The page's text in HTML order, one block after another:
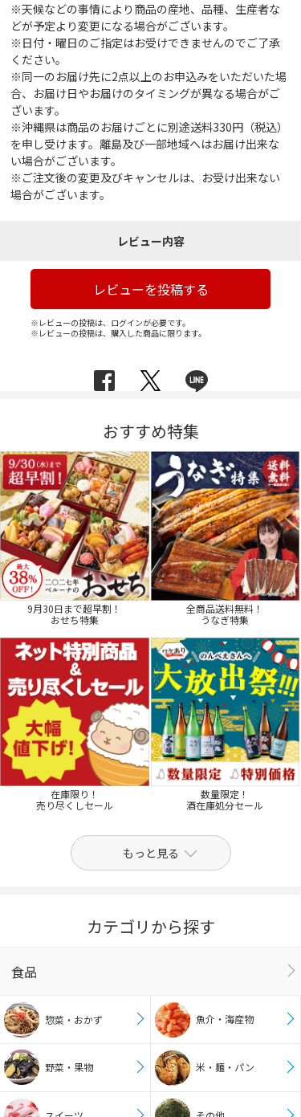
※天候などの事情により商品の産地、品種、生産者な
どが予定より変更になる場合がございます。
※日付・曜日のご指定はお受けできませんのでご了承
ください。
※同一のお届け先に2点以上のお申込みをいただいた場
合、お届け日やお届けのタイミングが異なる場合がご
ざいます。
※沖縄県は商品のお届けごとに別途送料330円（税込）
を申し受けます。離島及び一部地域へはお届け出来な
い場合がございます。
※ご注文後の変更及びキャンセルは、お受け出来ない
場合がございます。
レビュー内容
レビューを投稿する
※レビューの投稿は、ログインが必要です。
※レビューの投稿は、購入した商品に限ります。
おすすめ特集
9月30日まで超早割！
おせち特集
全商品送料無料！
うなぎ特集
在庫限り！
売り尽くしセール
数量限定！
酒在庫処分セール
もっと見る
カテゴリから探す
食品
惣菜・おかず 魚介・海産物
野菜・果物 米・麺・パン